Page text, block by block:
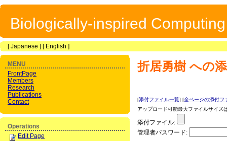
Biologically-inspired
[Japanese ] [ English ]
折居勇樹への
[添付ファイル一覧] [全ページの添付フ
アップロード可能最大ファイルサイズ
添付ファイル:
管理者パスワード:
MENU
FrontPage
Members
Research
Publications
Contact
Operations
Edit Page